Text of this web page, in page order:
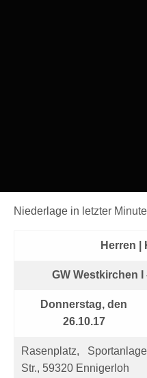
Niederlage in letzter Minute
Herren |
GW Westkirchen I
Donnerstag, den
26.10.17
Rasenplatz,
Str., 59320 Ennigerloh